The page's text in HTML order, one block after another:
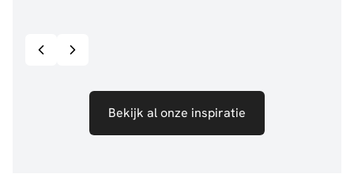
Bekijk al onze inspiratie